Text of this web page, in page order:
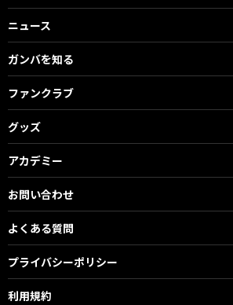
ニュース
ガンバを知る
ファンクラブ
グッズ
アカデミー
お問い合わせ
よくある質問
プライバシーポリシー
利用規約